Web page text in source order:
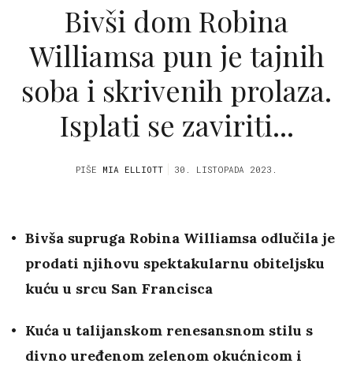
Bivši dom Robina
Williamsa pun je tajnih
soba i skrivenih prolaza.
Isplati se zaviriti...
PIŠE MIA ELLIOTT 30. LISTOPADA 2023.
Bivša supruga Robina Williamsa odlučila je
prodati njihovu spektakularnu obiteljsku
kuću u srcu San Francisca
Kuća u talijanskom renesansnom stilu s
divno uređenom zelenom okućnicom i